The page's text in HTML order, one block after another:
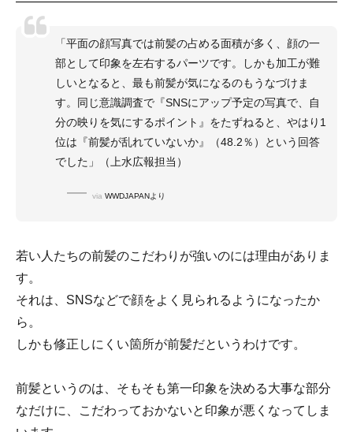
「平面の顔写真では前髪の占める面積が多く、顔の一
部として印象を左右するパーツです。しかも加工が難
しいとなると、最も前髪が気になるのもうなづけま
す。同じ意識調査で『SNSにアップ予定の写真で、自
分の映りを気にするポイント』をたずねると、やはり1
位は『前髪が乱れていないか』（48.2％）という回答
でした」（上水広報担当）
via WWDJAPANより
若い人たちの前髪のこだわりが強いのには理由がありま
す。
それは、SNSなどで顔をよく見られるようになったか
ら。
しかも修正しにくい箇所が前髪だというわけです。
前髪というのは、そもそも第一印象を決める大事な部分
なだけに、こだわっておかないと印象が悪くなってしま